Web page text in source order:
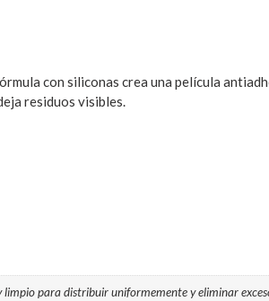
con siliconas crea una película
residuos visibles.
para distribuir uniformemente y eliminar